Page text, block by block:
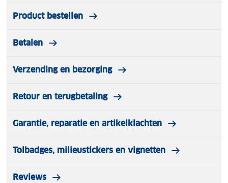
Product bestellen
Betalen
Verzending en bezorging
Retour en terugbetaling
Garantie, reparatie en artikelklachten
Tolbadges, milieustickers en vignetten
Reviews